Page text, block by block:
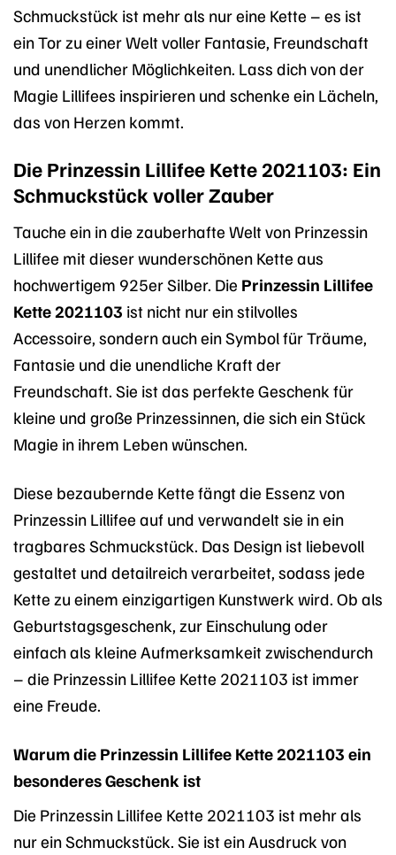
Schmuckstück ist mehr als nur eine Kette – es ist
ein Tor zu einer Welt voller Fantasie, Freundschaft
und unendlicher Möglichkeiten. Lass dich von der
Magie Lillifees inspirieren und schenke ein Lächeln,
das von Herzen kommt.
Die Prinzessin Lillifee Kette 2021103: Ein
Schmuckstück voller Zauber
Tauche ein in die zauberhafte Welt von Prinzessin
Lillifee mit dieser wunderschönen Kette aus
hochwertigem 925er Silber. Die Prinzessin Lillifee
Kette 2021103 ist nicht nur ein stilvolles
Accessoire, sondern auch ein Symbol für Träume,
Fantasie und die unendliche Kraft der
Freundschaft. Sie ist das perfekte Geschenk für
kleine und große Prinzessinnen, die sich ein Stück
Magie in ihrem Leben wünschen.
Diese bezaubernde Kette fängt die Essenz von
Prinzessin Lillifee auf und verwandelt sie in ein
tragbares Schmuckstück. Das Design ist liebevoll
gestaltet und detailreich verarbeitet, sodass jede
Kette zu einem einzigartigen Kunstwerk wird. Ob als
Geburtstagsgeschenk, zur Einschulung oder
einfach als kleine Aufmerksamkeit zwischendurch
– die Prinzessin Lillifee Kette 2021103 ist immer
eine Freude.
Warum die Prinzessin Lillifee Kette 2021103 ein
besonderes Geschenk ist
Die Prinzessin Lillifee Kette 2021103 ist mehr als
nur ein Schmuckstück. Sie ist ein Ausdruck von